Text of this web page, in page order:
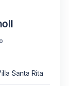
Santa Rita